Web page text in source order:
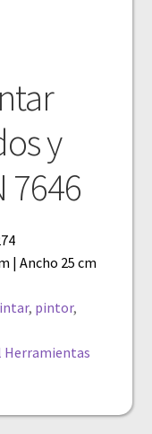
y
7646
| Ancho 25 cm
, pintor,
Herramientas